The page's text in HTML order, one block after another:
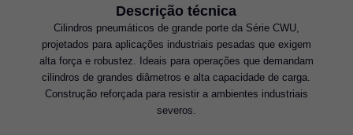
Descrição técnica
Cilindros pneumáticos de grande porte da Série CWU,
projetados para aplicações industriais pesadas que exigem
alta força e robustez. Ideais para operações que demandam
cilindros de grandes diâmetros e alta capacidade de carga.
Construção reforçada para resistir a ambientes industriais
severos.